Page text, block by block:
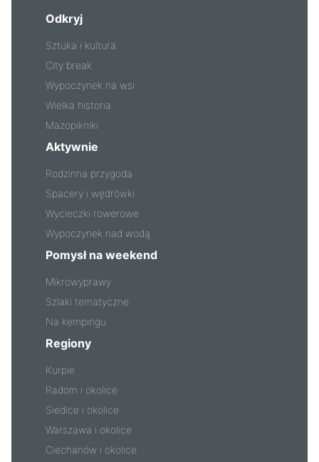
Odkryj
Sztuka i kultura
City break
Wypoczynek na wsi
Wielka historia
Mazopikniki
Aktywnie
Rodzinna przygoda
Spacery i wędrówki
Wycieczki rowerowe
Wypoczynek nad wodą
Pomysł na weekend
Mikrowyprawy
Szlaki tematyczne
Na kempingu
Regiony
Kurpie
Radom i okolice
Siedlce i okolice
Warszawa i okolice
Ciechanów i okolice